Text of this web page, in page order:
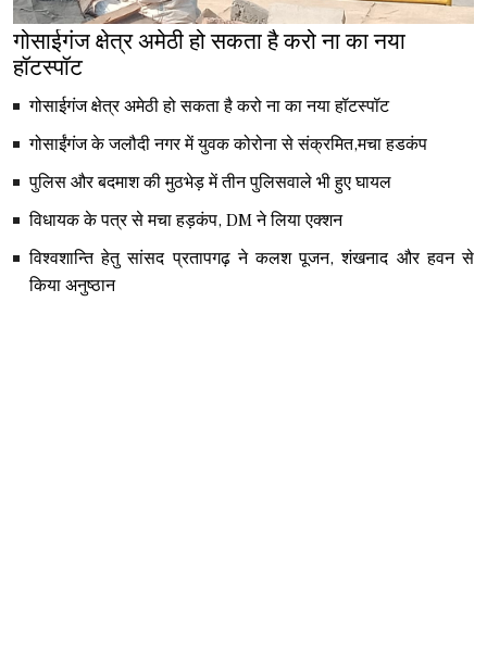
गोसाईगंज क्षेत्र अमेठी हो सकता है करो ना का नया
हॉटस्पॉट
गोसाईगंज क्षेत्र अमेठी हो सकता है करो ना का नया हॉटस्पॉट
गोसाईंगंज के जलौदी नगर में युवक कोरोना से संक्रमित,मचा हडकंप
पुलिस और बदमाश की मुठभेड़ में तीन पुलिसवाले भी हुए घायल
विधायक के पत्र से मचा हड़कंप, DM ने लिया एक्शन
विश्वशान्ति हेतु सांसद प्रतापगढ़ ने कलश पूजन, शंखनाद और हवन से
किया अनुष्ठान